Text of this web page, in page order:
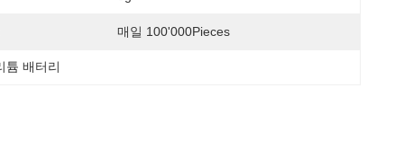
매일 100'000Pieces
튬 배터리